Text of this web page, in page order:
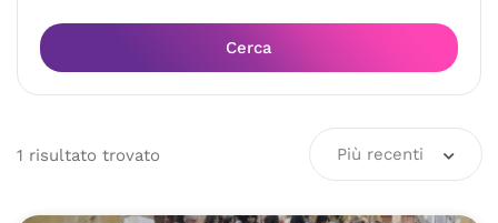
Cerca
1 risultato trovato Più recenti